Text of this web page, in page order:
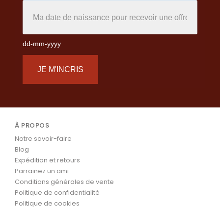
dd-mm-yyyy
JE M'INCRIS
À PROPOS
Notre savoir-faire
Blog
Expédition et retours
Parrainez un ami
Conditions générales de vente
Politique de confidentialité
Politique de cookies